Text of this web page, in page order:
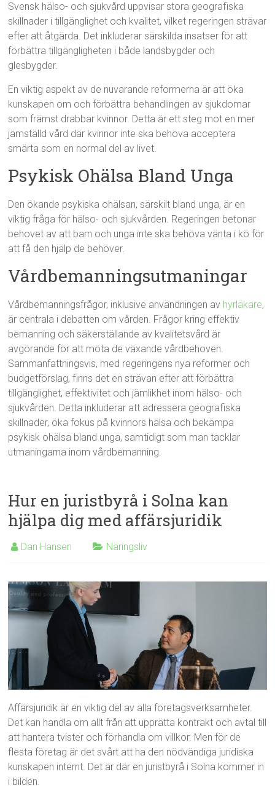
Svensk hälso- och sjukvård uppvisar stora geografiska
skillnader i tillgänglighet och kvalitet, vilket regeringen strävar
efter att åtgärda. Det inkluderar särskilda insatser för att
förbättra tillgängligheten i både landsbygder och
glesbygder.
En viktig aspekt av de nuvarande reformerna är att öka
kunskapen om och förbättra behandlingen av sjukdomar
som främst drabbar kvinnor. Detta är ett steg mot en mer
jämställd vård där kvinnor inte ska behöva acceptera
smärta som en normal del av livet.
Psykisk Ohälsa Bland Unga
Den ökande psykiska ohälsan, särskilt bland unga, är en
viktig fråga för hälso- och sjukvården. Regeringen betonar
behovet av att barn och unga inte ska behöva vänta i kö för
att få den hjälp de behöver.
Vårdbemanningsutmaningar
Vårdbemanningsfrågor, inklusive användningen av hyrläkare,
är centrala i debatten om vården. Frågor kring effektiv
bemanning och säkerställande av kvalitetsvård är
avgörande för att möta de växande vårdbehoven.
Sammanfattningsvis, med regeringens nya reformer och
budgetförslag, finns det en strävan efter att förbättra
tillgänglighet, effektivitet och jämlikhet inom hälso- och
sjukvården. Detta inkluderar att adressera geografiska
skillnader, öka fokus på kvinnors hälsa och bekämpa
psykisk ohälsa bland unga, samtidigt som man tacklar
utmaningarna inom vårdbemanning.
Hur en juristbyrå i Solna kan
hjälpa dig med affärsjuridik
Dan Hansen Näringsliv
Affärsjuridik är en viktig del av alla företagsverksamheter.
Det kan handla om allt från att upprätta kontrakt och avtal till
att hantera tvister och förhandla om villkor. Men för de
flesta företag är det svårt att ha den nödvändiga juridiska
kunskapen internt. Det är där en juristbyrå i Solna kommer in
i bilden.